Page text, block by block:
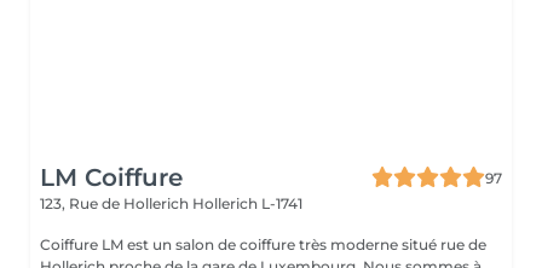
LM Coiffure
97
123, Rue de Hollerich Hollerich L-1741
Coiffure LM est un salon de coiffure très moderne situé rue de